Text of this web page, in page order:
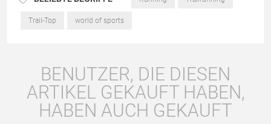
Trail-Top world of sports
BENUTZER, DIE DIESEN
ARTIKEL GEKAUFT HABEN,
HABEN AUCH GEKAUFT